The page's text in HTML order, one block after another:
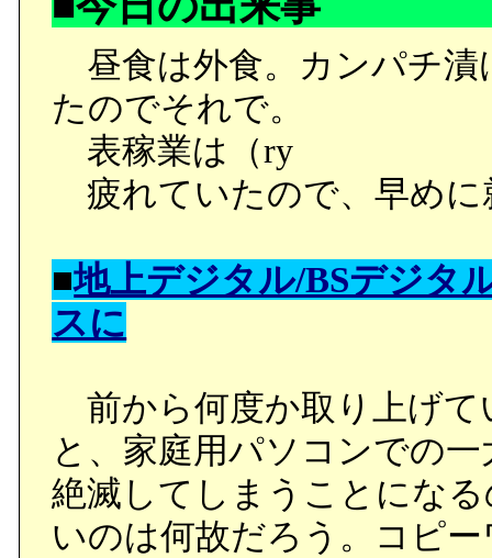
昼食は外食。カンパチ漬
たのでそれで。
表稼業は（ry
疲れていたので、早めに
■地上デジタル/BSデジタ
スに
前から何度か取り上げて
と、家庭用パソコンでの
絶滅してしまうことにな
いのは何故だろう。コピ